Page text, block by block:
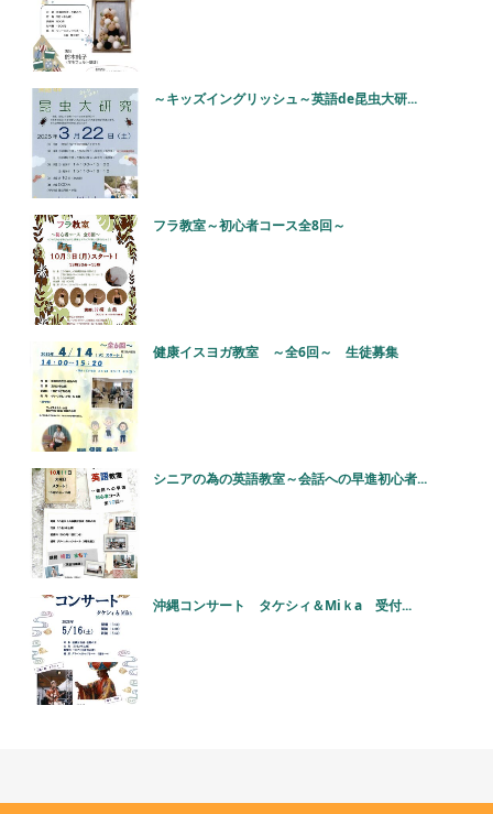
～キッズイングリッシュ～英語de昆虫大研...
フラ教室～初心者コース全8回～
健康イスヨガ教室 ～全6回～ 生徒募集
シニアの為の英語教室～会話への早進初心者...
沖縄コンサート タケシィ＆Miｋa 受付...